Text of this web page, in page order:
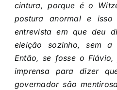
cintura, porque é o
postura anormal e
entrevista em que deu
eleição sozinho, sem a
Então, se fosse o
imprensa para dizer
governador são